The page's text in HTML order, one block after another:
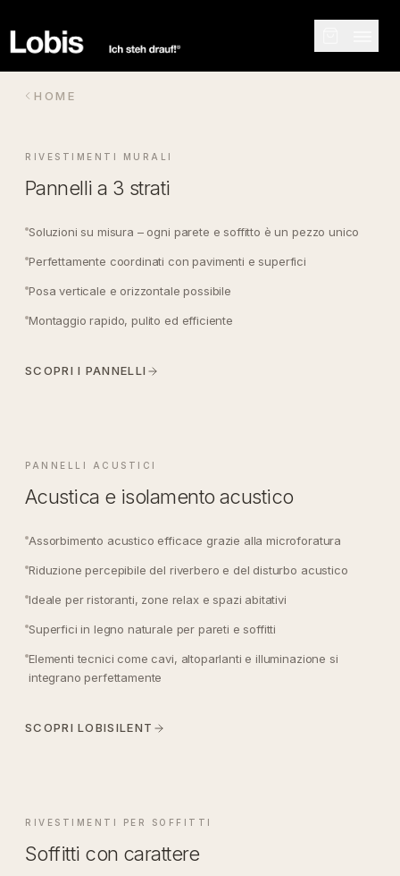
HOME
RIVESTIMENTI MURALI
Pannelli a 3 strati
Soluzioni su misura – ogni parete e soffitto è un pezzo unico
Perfettamente coordinati con pavimenti e superfici
Posa verticale e orizzontale possibile
Montaggio rapido, pulito ed efficiente
SCOPRI I PANNELLI
PANNELLI ACUSTICI
Acustica e isolamento acustico
Assorbimento acustico efficace grazie alla microforatura
Riduzione percepibile del riverbero e del disturbo acustico
Ideale per ristoranti, zone relax e spazi abitativi
Superfici in legno naturale per pareti e soffitti
Elementi tecnici come cavi, altoparlanti e illuminazione si
integrano perfettamente
SCOPRI LOBISILENT
RIVESTIMENTI PER SOFFITTI
Soffitti con carattere